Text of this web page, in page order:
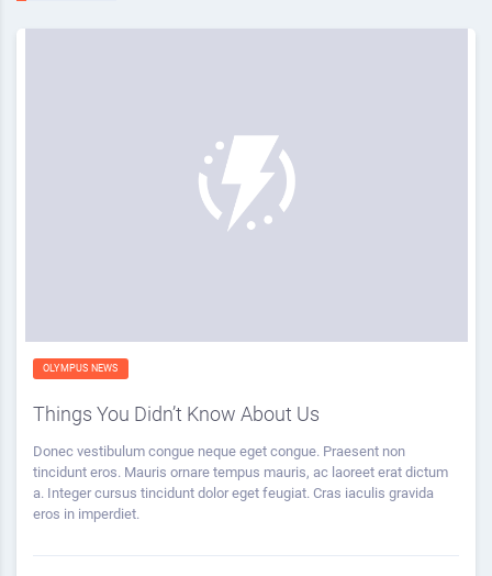
OLYMPUS NEWS
Things You Didn’t Know About Us
Donec vestibulum congue neque eget congue. Praesent non
tincidunt eros. Mauris ornare tempus mauris, ac laoreet erat dictum
a. Integer cursus tincidunt dolor eget feugiat. Cras iaculis gravida
eros in imperdiet.